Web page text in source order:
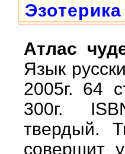
Атлас
Язык
2005г. 64
300г.
твердый.
совершит